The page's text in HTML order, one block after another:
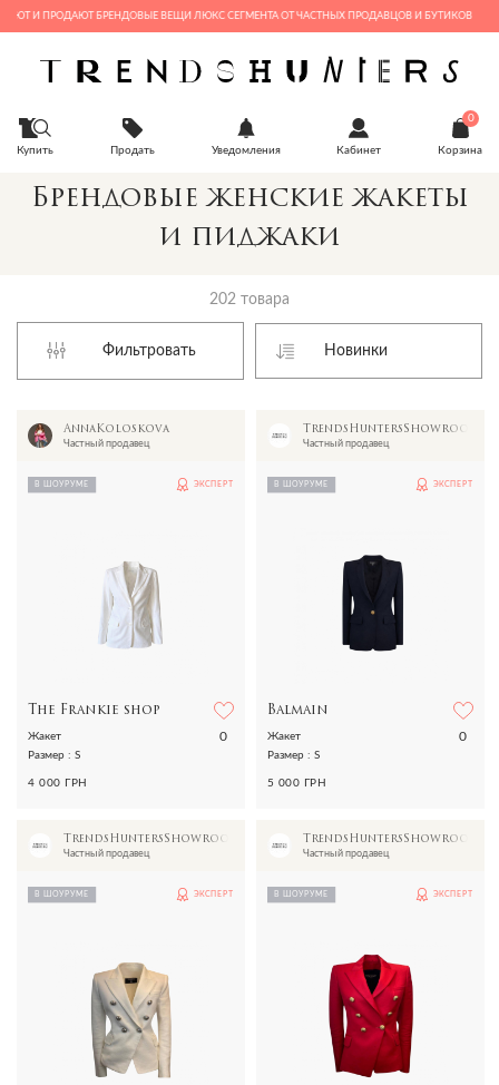
ПРОДАЮТ БРЕНДОВЫЕ ВЕЩИ ЛЮКС СЕГМЕНТА ОТ ЧАСТНЫХ ПРОДАВЦОВ И БУТИКОВ
Купить Продать Уведомления Кабинет
0
Корзина
Брендовые женские жакеты
и пиджаки
202 товара
Фильтровать
AnnaKoloskova
Частный продавец
В ШОУРУМЕ ЭКСПЕРТ
The Frankie shop
0
Жакет
Размер : S
4 000 ГРН
TrendsHuntersShowroom
Частный продавец
В ШОУРУМЕ ЭКСПЕРТ
Balmain
0
Жакет
Размер : S
5 000 ГРН
TrendsHuntersShowroom
Частный продавец
В ШОУРУМЕ ЭКСПЕРТ
TrendsHuntersShowroom
Частный продавец
В ШОУРУМЕ ЭКСПЕРТ